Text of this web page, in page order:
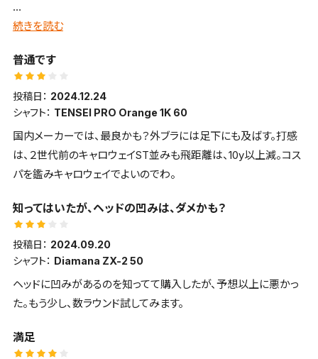
LSモデルだが、フェースの直進性が高く、意図したフェード・ドロ
ーも打ちやすい。
■ 構えやすさ・見た目・デザインについて
アドレス時の座りが良く、スクエアに構えやすい。マットブラック仕
上げが上品。
芯を食ったときの打感は柔らかく、音もやや控えめで心地よい。
■ スピン・弾の強さ・弾道高さ
スピンは2200〜2500rpmで低め。弾道は中〜やや高めで強く伸
びる。風にも強い印象。
■全体的な感想、イメージ
でいる人にオススメ
■飛距離
使用クラブよりロースピンで飛んでいて、ランが多く出でいて飛距
離が伸びた
やや右に出る。ひっかけは出なそうで左ドックレックのコースは安
心出来そう
ロースピンモデルでありながら、少しシャロ―に作られていて構
■打感・打音など
続きを読む
普通です
投稿日： 2024.12.24
シャフト： TENSEI PRO Orange 1K 60
国内メーカーでは、最良かも？外ブラには足下にも及ばす。打感
は、２世代前のキャロウェイST並みも飛距離は、10y以上減。コス
パを鑑みキャロウェイでよいのでわ。
知ってはいたが、ヘッドの凹みは、ダメかも？
投稿日： 2024.09.20
シャフト： Diamana ZX-2 50
ヘッドに凹みがあるのを知ってて購入したが、予想以上に悪かっ
た。もう少し、数ラウンド試してみます。
満足